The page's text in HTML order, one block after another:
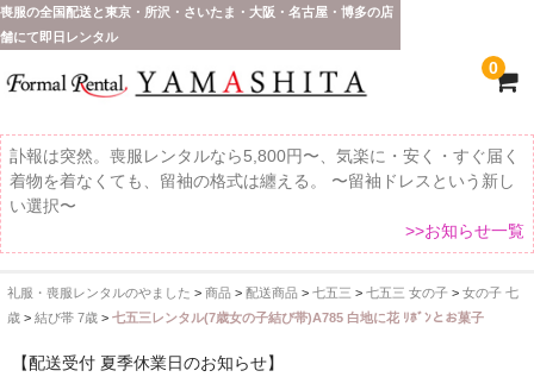
喪服の全国配送と東京・所沢・さいたま・大阪・名古屋・博多の店
舗にて即日レンタル
0
訃報は突然。喪服レンタルなら5,800円〜、気楽に・安く・すぐ届く
着物を着なくても、留袖の格式は纏える。 〜留袖ドレスという新し
い選択〜
>>お知らせ一覧
ホーム
全 国 配 送
礼服・喪服レンタルのやました > 商品> 配送商品> 七五三 > 七五三 女の子 > 女の子 七
歳> 結び帯 7歳> 七五三レンタル(7歳女の子結び帯)A785 白地に花 ﾘﾎﾞﾝとお菓子
【配送受付 夏季休業日のお知らせ】